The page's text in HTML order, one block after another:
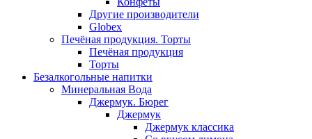
Другие производители
Globex
Печёная продукция. Торты
Печёная продукция
Торты
Безалкогольные напитки
Минеральная Вода
Джермук. Бюрег
Джермук
Джермук классика